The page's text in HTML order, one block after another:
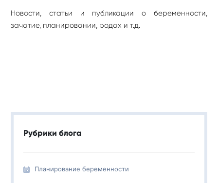
Новости, статьи и публикации о беременности,
зачатие, планировании, родах и т.д.
Рубрики блога
Планирование беременности